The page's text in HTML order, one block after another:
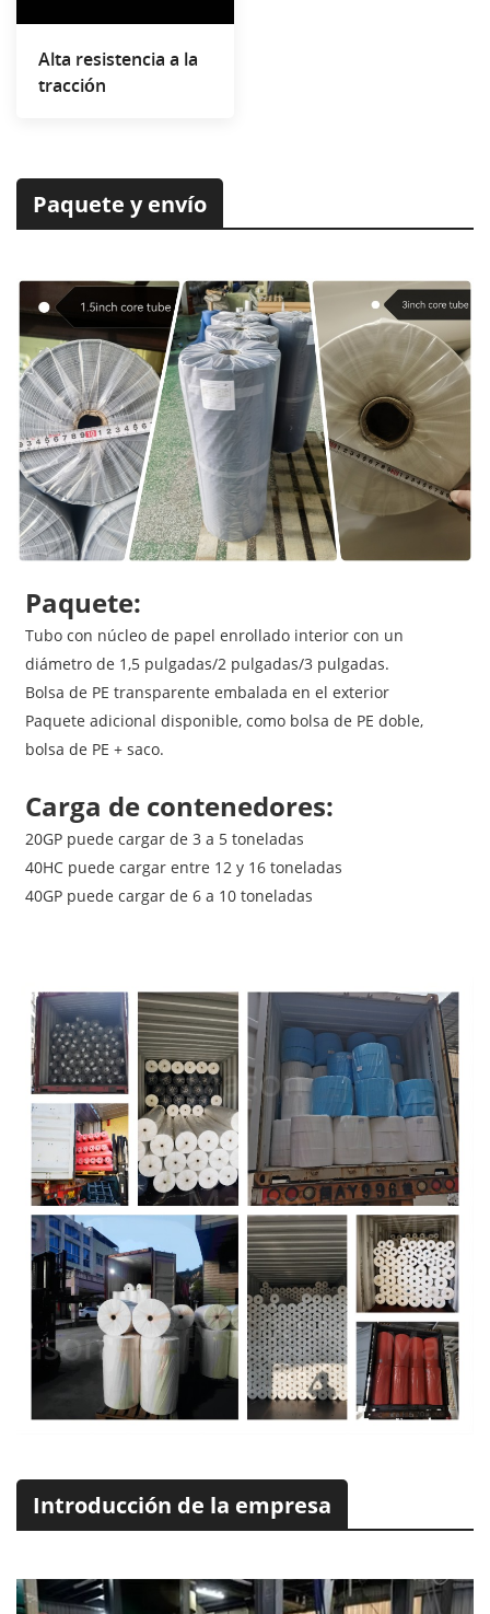
Alta resistencia a la
tracción
Paquete y envío
Paquete:
Tubo con núcleo de papel enrollado interior con un
diámetro de 1,5 pulgadas/2 pulgadas/3 pulgadas.
Bolsa de PE transparente embalada en el exterior
Paquete adicional disponible, como bolsa de PE doble,
bolsa de PE + saco.
Carga de contenedores:
20GP puede cargar de 3 a 5 toneladas
40HC puede cargar entre 12 y 16 toneladas
40GP puede cargar de 6 a 10 toneladas
Introducción de la empresa